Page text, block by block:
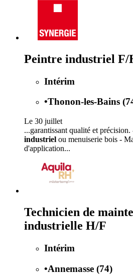
Peintre industriel F/
Intérim
•Thonon-les-Bains
Le 30 juillet
...garantissant qualité et
industriel ou menuiserie bois -
d'application...
Technicien de
industrielle H/F
Intérim
•Annemasse (74)